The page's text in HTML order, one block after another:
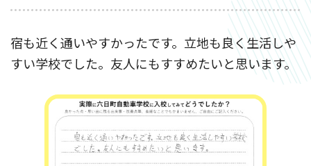
宿も近く通いやすかったです。立地も良く生活しや
すい学校でした。友人にもすすめたいと思います。